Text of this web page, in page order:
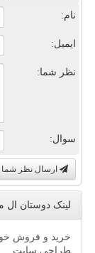
نام:
ایمیل:
نظر شما:
سوال:
ارسال نظر شما
لینک دوستان ال
خرید و فروش
طراحی سایت